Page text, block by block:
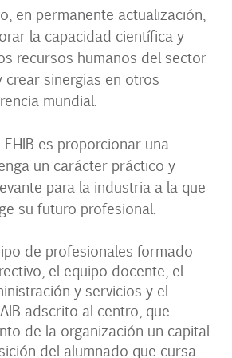
en permanente actualización,
la capacidad científica y
recursos humanos del sector
sinergias en otros
mundial.
es proporcionar una
un carácter práctico y
para la industria a la que
su futuro profesional.
de profesionales formado
el equipo docente, el
y servicios y el
adscrito al centro, que
de la organización un capital
del alumnado que cursa